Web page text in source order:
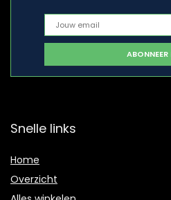
Snelle links
Home
Overzicht